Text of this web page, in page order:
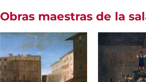
Obras maestras de la